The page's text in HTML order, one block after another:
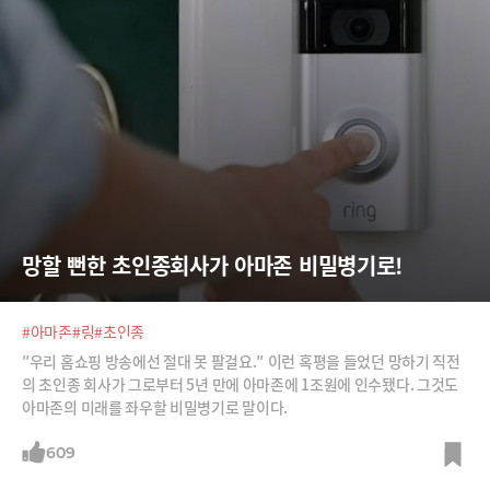
망할 뻔한 초인종회사가 아마존 비밀병기로!
#아마존#링#초인종
″우리 홈쇼핑 방송에선 절대 못 팔걸요.″ 이런 혹평을 들었던 망하기 직전
의 초인종 회사가 그로부터 5년 만에 아마존에 1조원에 인수됐다. 그것도
아마존의 미래를 좌우할 비밀병기로 말이다.
609